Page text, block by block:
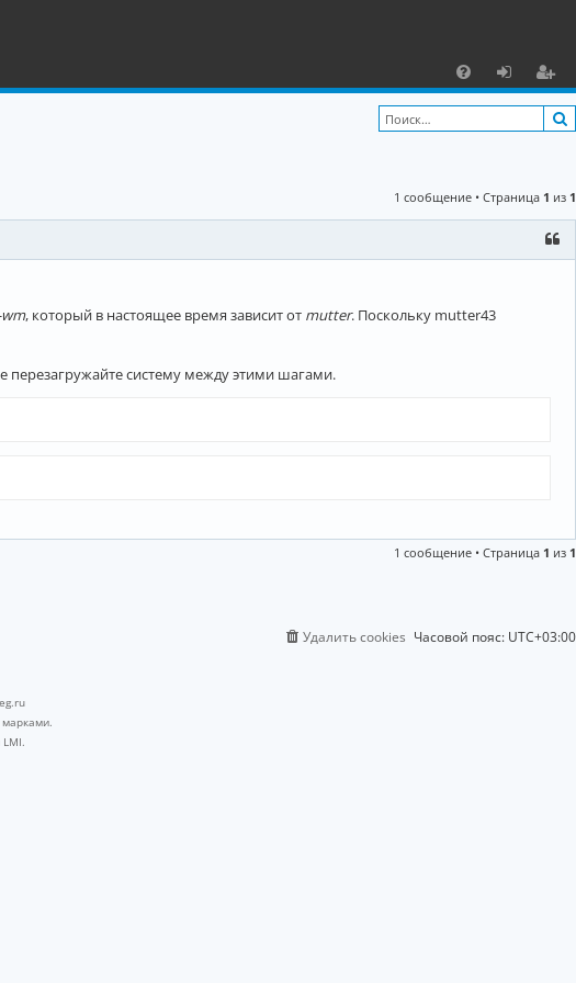
F
A
х
о
ег
и
р
а
1 сообщение • Страница 1 из 1
, который в настоящее время зависит от mutter. Поскольку mutter43
перезагружайте систему между этими шагами.
1 сообщение • Страница 1 из 1
Часовой пояс: UTC+03:00
Удалить cookies